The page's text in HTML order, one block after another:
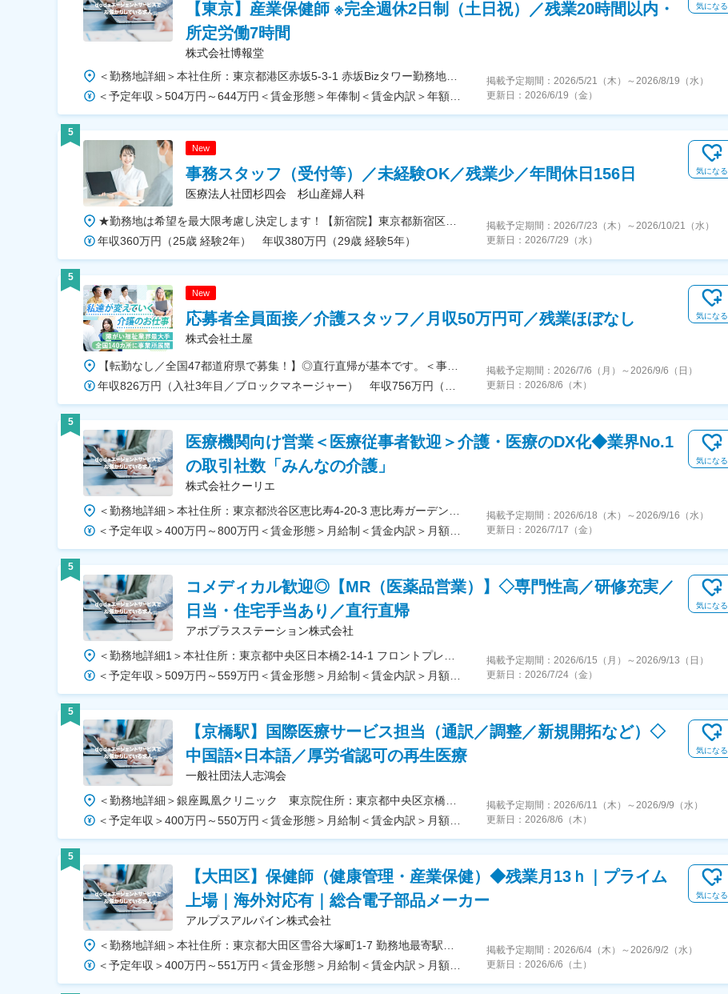
【東京】産業保健師 ※完全週休2日制（土日祝）／残業20時間以内・
所定労働7時間
株式会社博報堂
気になる
掲載予定期間： 2026/5/21（木） ～ 2026/8/19（水）
更新日： 2026/6/19（金）
5
New
事務スタッフ（受付等）／未経験OK／残業少／年間休日156日
医療法人社団杉四会 杉山産婦人科
気になる
年収360万円（25歳 経験2年） 年収380万円（29歳 経験5年）
掲載予定期間： 2026/7/23（木） ～ 2026/10/21（水）
更新日： 2026/7/29（水）
5
New
応募者全員面接／介護スタッフ／月収50万円可／残業ほぼなし
株式会社土屋
気になる
掲載予定期間： 2026/7/6（月） ～ 2026/9/6（日）
更新日： 2026/8/6（木）
5
医療機関向け営業＜医療従事者歓迎＞介護・医療のDX化◆業界No.1
の取引社数「みんなの介護」
株式会社クーリエ
気になる
掲載予定期間： 2026/6/18（木） ～ 2026/9/16（水）
更新日： 2026/7/17（金）
5
コメディカル歓迎◎【MR（医薬品営業）】◇専門性高／研修充実／
日当・住宅手当あり／直行直帰
アポプラスステーション株式会社
気になる
掲載予定期間： 2026/6/15（月） ～ 2026/9/13（日）
更新日： 2026/7/24（金）
5
【京橋駅】国際医療サービス担当（通訳／調整／新規開拓など）◇
中国語×日本語／厚労省認可の再生医療
一般社団法人志鴻会
気になる
掲載予定期間： 2026/6/11（木） ～ 2026/9/9（水）
更新日： 2026/8/6（木）
5
【大田区】保健師（健康管理・産業保健）◆残業月13ｈ｜プライム
上場｜海外対応有｜総合電子部品メーカー
アルプスアルパイン株式会社
気になる
掲載予定期間： 2026/6/4（木） ～ 2026/9/2（水）
更新日： 2026/6/6（土）